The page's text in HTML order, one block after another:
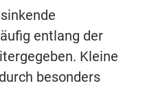
entlang der
Kleine
besonders